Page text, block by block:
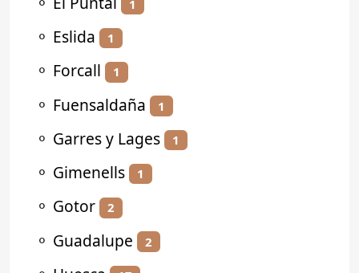
1
⚬ Eslida 1
⚬ Forcall 1
⚬ Fuensaldaña 1
⚬ Garres y Lages 1
⚬ Gimenells 1
⚬ Gotor 2
⚬ Guadalupe 2